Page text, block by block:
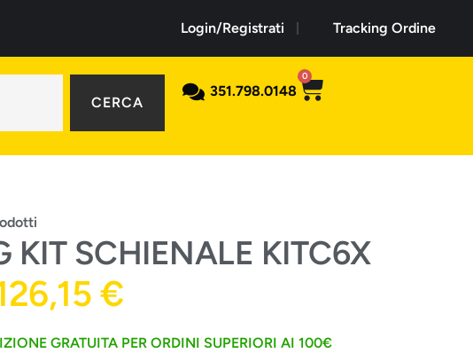
Login/Registrati Tracking Ordine
CERCA
351.798.0148
0
KIT SCHIENALE KITC6X
€
GRATUITA PER ORDINI SUPERIORI AI 100€